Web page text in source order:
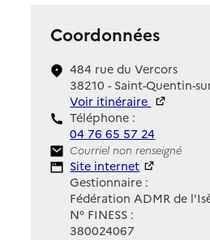
Coordonnées
484 rue du Vercors
38210 - Saint-Quentin-
Voir itinéraire
Téléphone :
04 76 65 57 24
Contact
Courriel non renseigné
Site Internet
Site internet
Gestionnaire :
Fédération ADMR de
N° FINESS :
380024067